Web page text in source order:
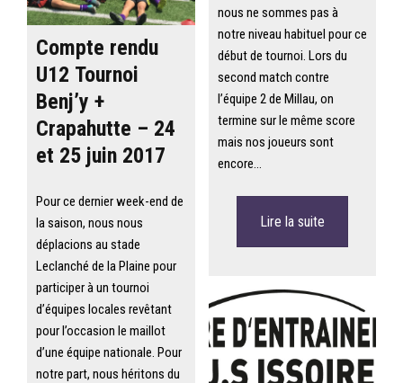
Compte rendu
U12 Tournoi
Benj’y +
Crapahutte – 24
et 25 juin 2017
Pour ce dernier week-end de
la saison, nous nous
déplacions au stade
Leclanché de la Plaine pour
participer à un tournoi
d’équipes locales revêtant
pour l’occasion le maillot
d’une équipe nationale. Pour
notre part, nous héritons du
nous ne sommes pas à
notre niveau habituel pour ce
début de tournoi. Lors du
second match contre
l’équipe 2 de Millau, on
termine sur le même score
mais nos joueurs sont
encore…
Lire la suite